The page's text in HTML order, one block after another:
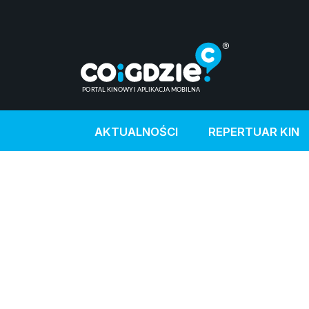
AKTUALNOŚCI REPERTUAR KIN